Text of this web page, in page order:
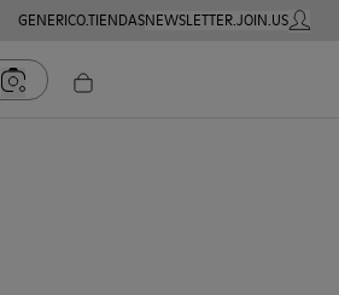
GENERICO.TIENDASNEWSLETTER.JOIN.US